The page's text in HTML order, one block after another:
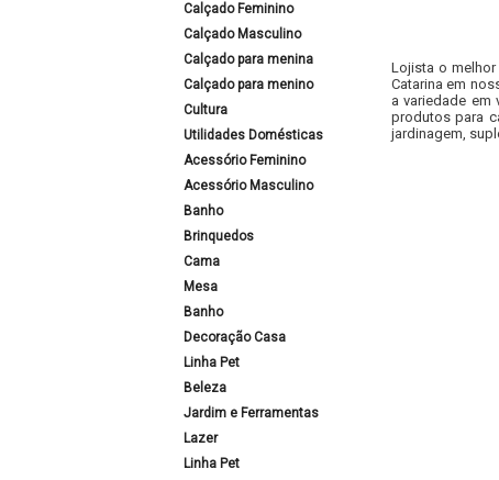
Calçado Feminino
Calçado Masculino
Calçado para menina
Calçado para menino
Cultura
Utilidades Domésticas
Acessório Feminino
Acessório Masculino
Banho
Brinquedos
Cama
Mesa
Banho
Decoração Casa
Linha Pet
Beleza
Jardim e Ferramentas
Lazer
Linha Pet
Lojista o
Catarina em
a variedade
produtos para
jardinagem,